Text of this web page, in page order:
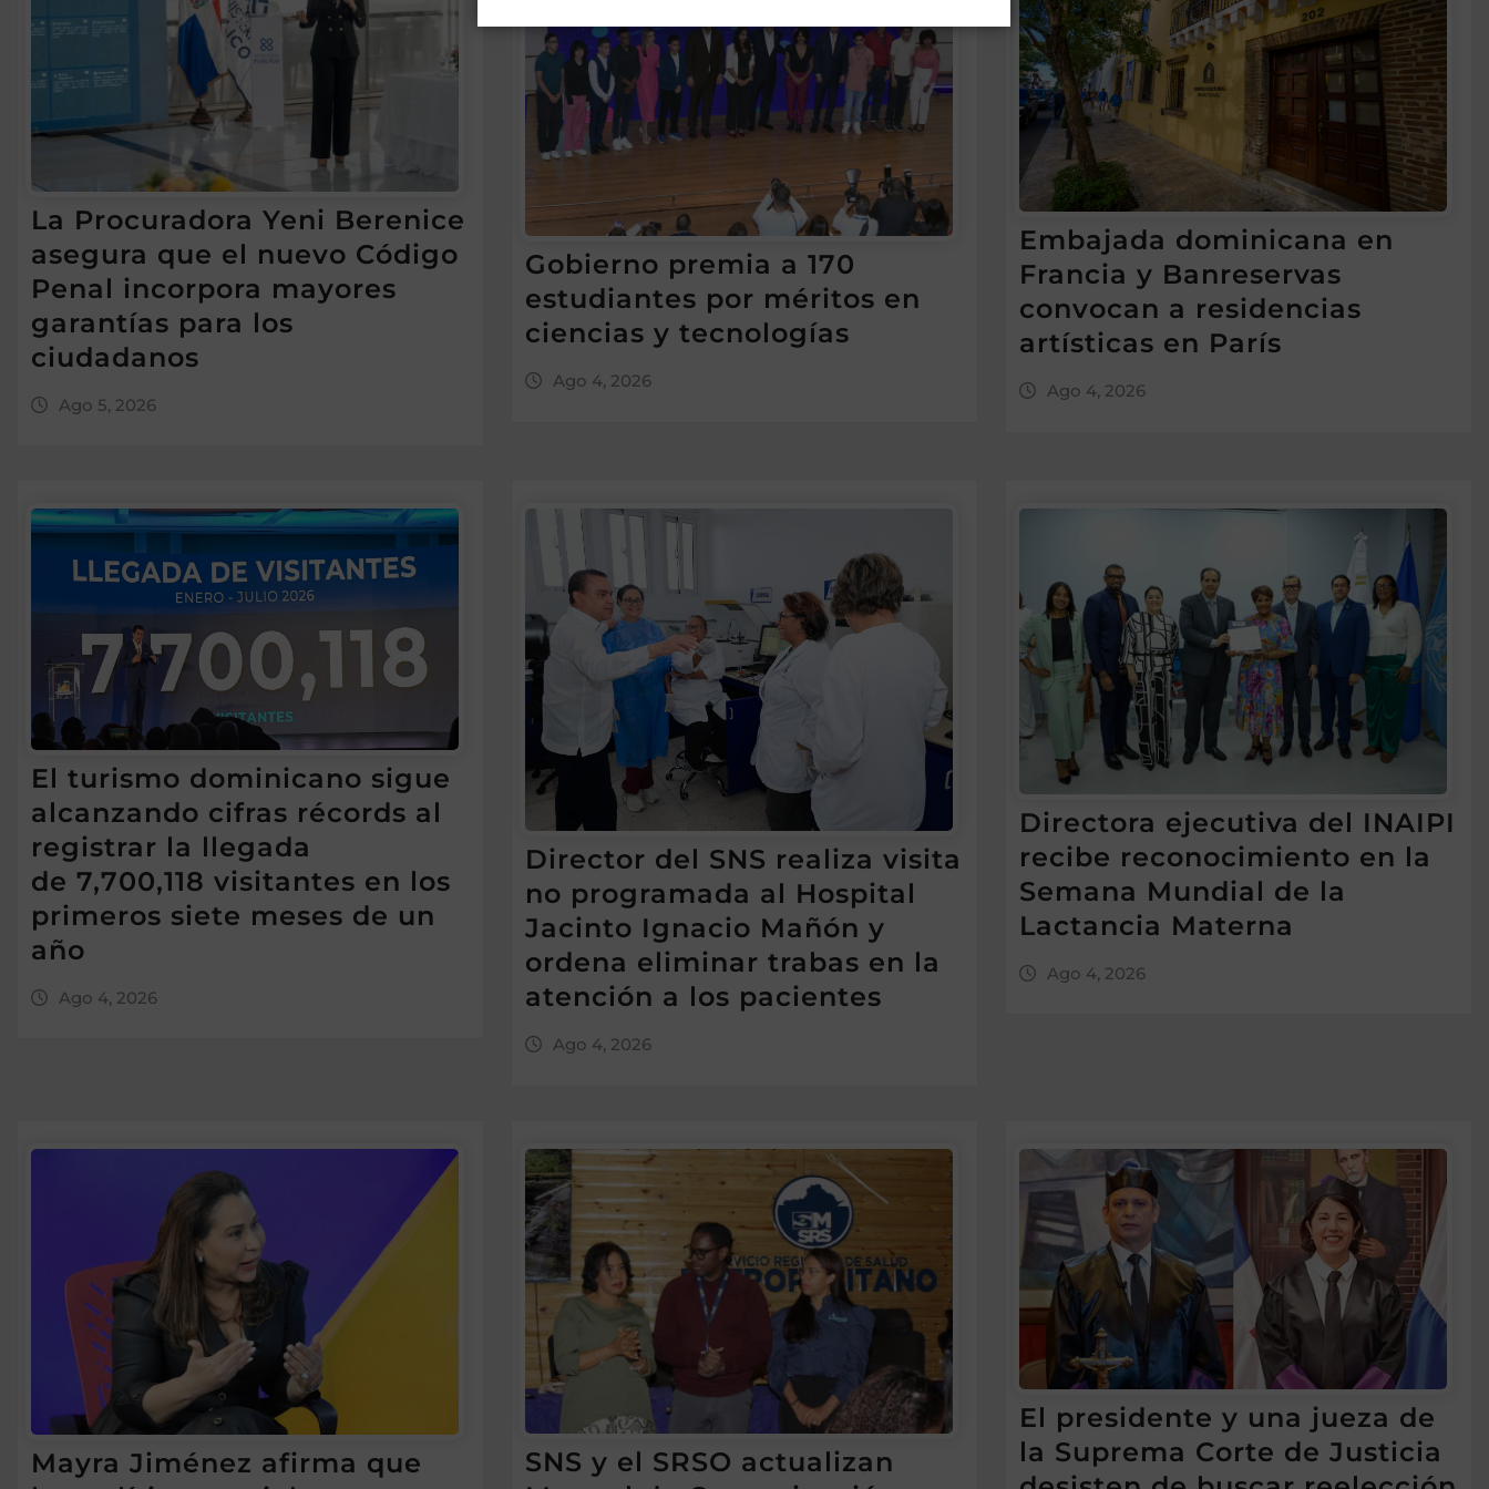
La Procuradora Yeni Berenice
asegura que el nuevo Código
Penal incorpora mayores
garantías para los
ciudadanos
Ago 5, 2026
Gobierno premia a 170
estudiantes por méritos en
ciencias y tecnologías
Ago 4, 2026
Embajada dominicana en
Francia y Banreservas
convocan a residencias
artísticas en París
Ago 4, 2026
El turismo dominicano sigue
alcanzando cifras récords al
registrar la llegada
de 7,700,118 visitantes en los
primeros siete meses de un
año
Ago 4, 2026
Director del SNS realiza visita
no programada al Hospital
Jacinto Ignacio Mañón y
ordena eliminar trabas en la
atención a los pacientes
Ago 4, 2026
Directora ejecutiva del INAIPI
recibe reconocimiento en la
Semana Mundial de la
Lactancia Materna
Ago 4, 2026
Mayra Jiménez afirma que
SNS y el SRSO actualizan
El presidente y una jueza de
la Suprema Corte de Justicia